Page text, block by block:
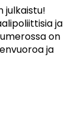
julkaistu!
ja
on
ja